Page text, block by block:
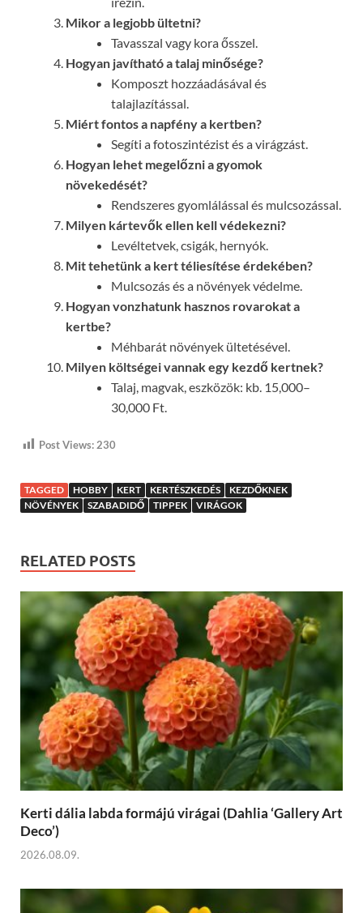
Mikor a legjobb ültetni?
Tavasszal vagy kora ősszel.
Hogyan javítható a talaj minősége?
Komposzt hozzáadásával és
talajlazítással.
Miért fontos a napfény a kertben?
Segíti a fotoszintézist és a virágzást.
Hogyan lehet megelőzni a gyomok
növekedését?
Rendszeres gyomlálással és mulcsozással.
Milyen kártevők ellen kell védekezni?
Levéltetvek, csigák, hernyók.
Mit tehetünk a kert téliesítése érdekében?
Mulcsozás és a növények védelme.
Hogyan vonzhatunk hasznos rovarokat a
kertbe?
Méhbarát növények ültetésével.
Milyen költségei vannak egy kezdő kertnek?
Talaj, magvak, eszközök: kb. 15,000–
30,000 Ft.
Post Views: 230
TAGGED HOBBY KERT KERTÉSZKEDÉS
KEZDŐKNEK
NÖVÉNYEK
SZABADIDŐ TIPPEK VIRÁGOK
RELATED POSTS
Kerti dália labda formájú virágai (Dahlia ‘Gallery Art
Deco’)
2026.08.09.